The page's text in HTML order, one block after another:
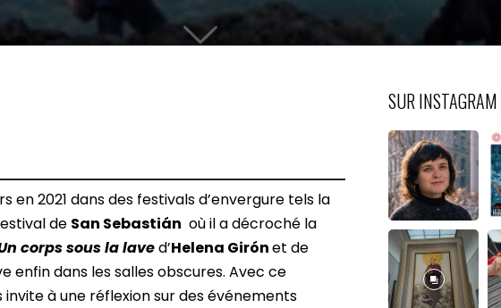
en 2021 dans des festivals d’envergure tels la
de San Sebastián où il a décroché la
corps sous la laved’Helena Girónet de
enfin dans les salles obscures. Avec ce
à une réflexion sur des événements
SUR INSTAGRAM